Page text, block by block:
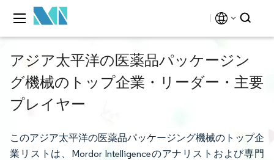
アジア太平洋の医薬品パッケージン
グ機械のトップ企業・リーダー・主要
プレイヤー
このアジア太平洋の医薬品パッケージング機械のトップ企
業リストは、Mordor Intelligenceのアナリストおよび専門